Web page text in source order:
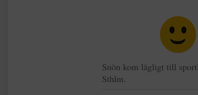
Snön kom lägligt till
Sthlm.